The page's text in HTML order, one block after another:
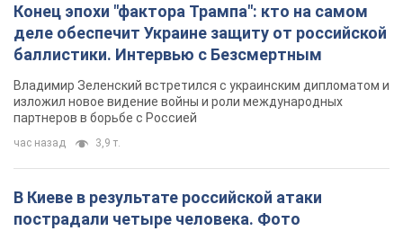
Конец эпохи "фактора Трампа": кто на самом
деле обеспечит Украине защиту от российской
баллистики. Интервью с Безсмертным
Владимир Зеленский встретился с украинским дипломатом и
изложил новое видение войны и роли международных
партнеров в борьбе с Россией
час назад 3,9 т.
В Киеве в результате российской атаки
пострадали четыре человека. Фото